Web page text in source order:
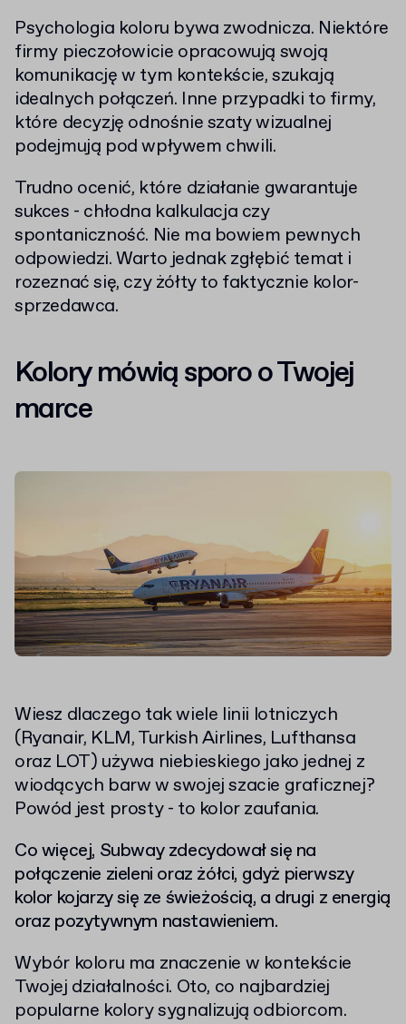
Psychologia koloru bywa zwodnicza. Niektóre
firmy pieczołowicie opracowują swoją
komunikację w tym kontekście, szukają
idealnych połączeń. Inne przypadki to firmy,
które decyzję odnośnie szaty wizualnej
podejmują pod wpływem chwili.
Trudno ocenić, które działanie gwarantuje
sukces - chłodna kalkulacja czy
spontaniczność. Nie ma bowiem pewnych
odpowiedzi. Warto jednak zgłębić temat i
rozeznać się, czy żółty to faktycznie kolor-
sprzedawca.
Kolory mówią sporo o Twojej
marce
Wiesz dlaczego tak wiele linii lotniczych
(Ryanair, KLM, Turkish Airlines, Lufthansa
oraz LOT) używa niebieskiego jako jednej z
wiodących barw w swojej szacie graficznej?
Powód jest prosty - to kolor zaufania.
Co więcej, Subway zdecydował się na
połączenie zieleni oraz żółci, gdyż pierwszy
kolor kojarzy się ze świeżością, a drugi z energią
oraz pozytywnym nastawieniem.
Wybór koloru ma znaczenie w kontekście
Twojej działalności. Oto, co najbardziej
popularne kolory sygnalizują odbiorcom.